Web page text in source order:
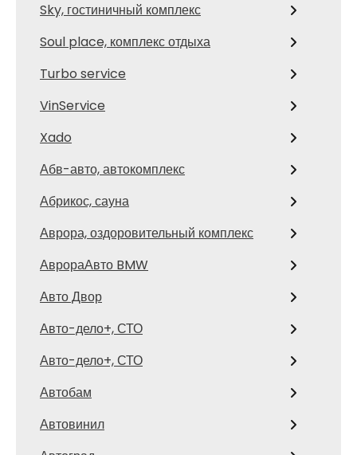
Sky, гостиничный комплекс
Soul place, комплекс отдыха
Turbo service
VinService
Xado
Абв-авто, автокомплекс
Абрикос, сауна
Аврора, оздоровительный комплекс
АврораАвто BMW
Авто Двор
Авто-дело+, СТО
Авто-дело+, СТО
Автобам
Автовинил